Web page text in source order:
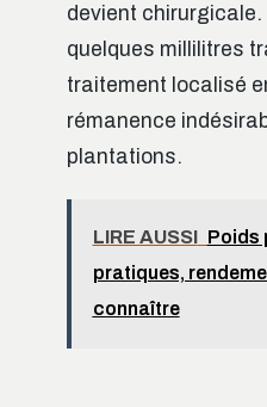
devient chirurgicale.
quelques millilitres
traitement localisé
rémanence
plantations.
LIRE AUSSI Poids
pratiques,
connaître